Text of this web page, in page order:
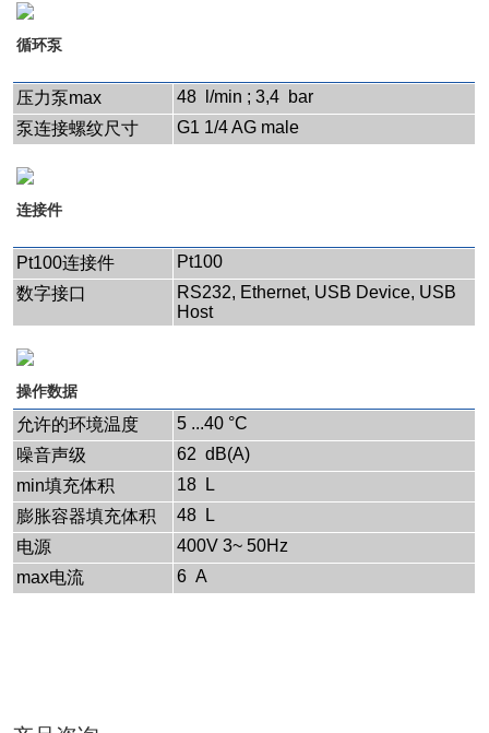
循环泵
压力泵max
48 l/min ; 3,4 bar
泵连接螺纹尺寸
G1 1/4 AG male
连接件
Pt100连接件
Pt100
数字接口
RS232, Ethernet, USB Device, USB
Host
操作数据
允许的环境温度
5 ...40 °C
噪音声级
62 dB(A)
min填充体积
18 L
膨胀容器填充体积
48 L
电源
400V 3~ 50Hz
max电流
6 A